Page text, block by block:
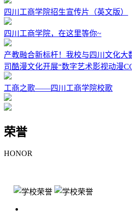
四川工商学院招生宣传片（英文版）
四川工商学院，在这里等你~
产教融合新标杆！我校与四川文化大
司酷漫文化开展“数字艺术影视动漫
工商之歌——四川工商学院校歌
荣誉
HONOR